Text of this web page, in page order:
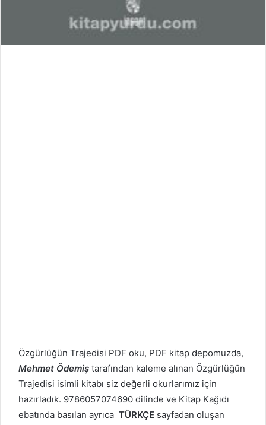
Özgürlüğün Trajedisi PDF oku, PDF kitap depomuzda,
Mehmet Ödemiş tarafından kaleme alınan Özgürlüğün
Trajedisi isimli kitabı siz değerli okurlarımız için
hazırladık. 9786057074690 dilinde ve Kitap Kağıdı
ebatında basılan ayrıca TÜRKÇE sayfadan oluşan